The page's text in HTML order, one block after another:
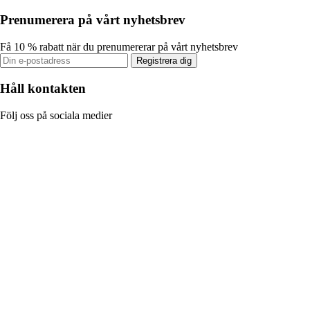
Prenumerera på vårt nyhetsbrev
Få 10 % rabatt när du prenumererar på vårt nyhetsbrev
Registrera dig
Håll kontakten
Följ oss på sociala medier